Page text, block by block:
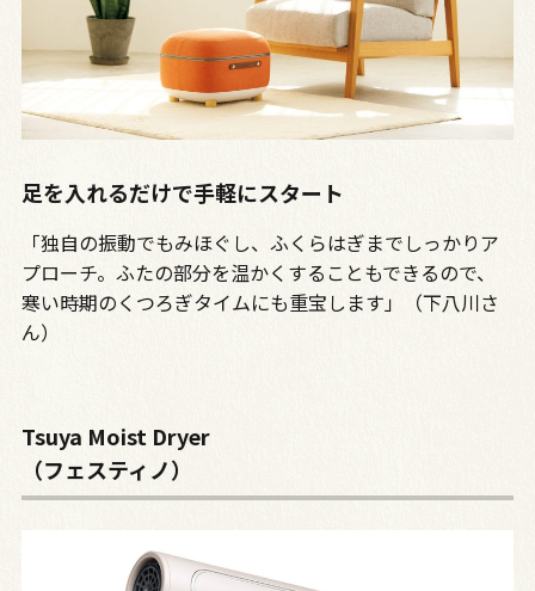
足を入れるだけで手軽にスタート
「独自の振動でもみほぐし、ふくらはぎまでしっかりア
プローチ。ふたの部分を温かくすることもできるので、
寒い時期のくつろぎタイムにも重宝します」（下八川さ
ん）
Tsuya Moist Dryer
（フェスティノ）